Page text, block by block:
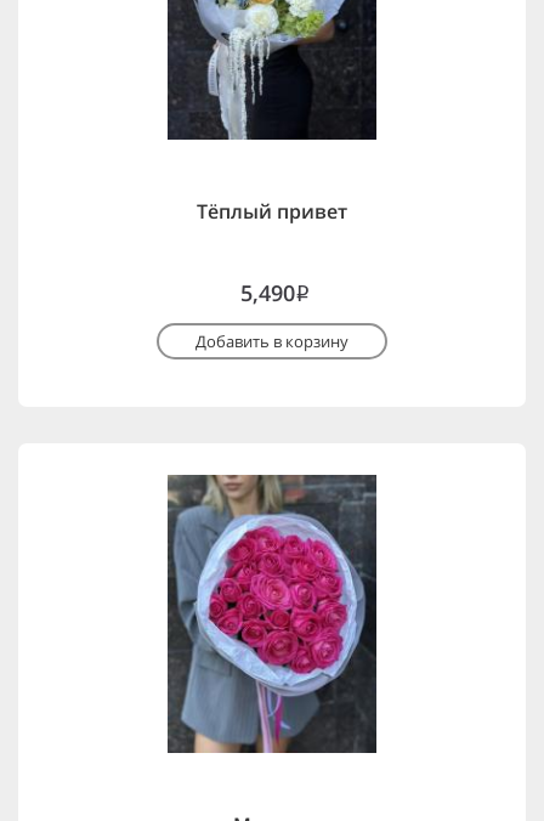
Тёплый привет
5,490i
Добавить в корзину